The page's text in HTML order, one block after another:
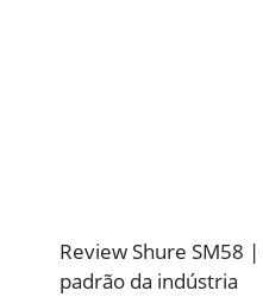
Review Shure SM58
padrão da indústria